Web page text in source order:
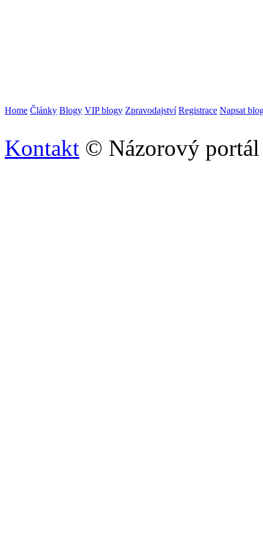
Home Články Blogy VIP blogy Zpravodajství Registrace Napsat
Kontakt © Názorový portál